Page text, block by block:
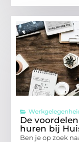
De
huren bij
Ben je op zoek